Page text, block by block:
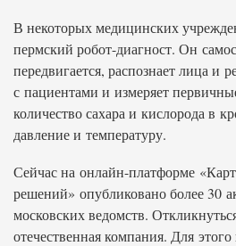
В некоторых медицинских
пермский робот-диагност. Он
передвигается, распознает лица и
с пациентами и измеряет
количество сахара и кислорода в
давление и температуру.
Сейчас на онлайн-платформе
решений» опубликовано более 30
московских ведомств.
отечественная компания. Для